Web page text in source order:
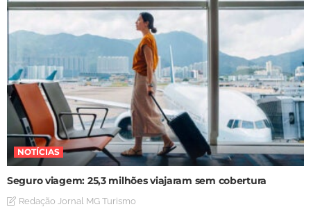
NOTÍCIAS
Seguro viagem: 25,3 milhões viajaram sem cobertura
Redação Jornal MG Turismo